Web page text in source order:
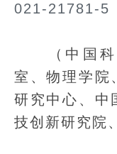
021-21781-5
（中国科
室、物理学院
研究中心、中
技创新研究院